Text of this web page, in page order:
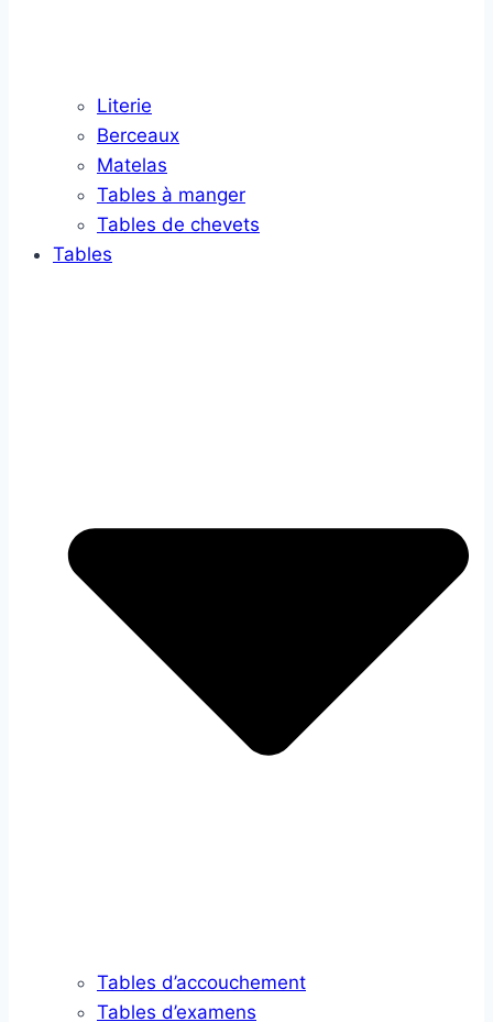
Literie
Berceaux
Matelas
Tables à manger
Tables de chevets
Tables
Tables d’accouchement
Tables d’examens